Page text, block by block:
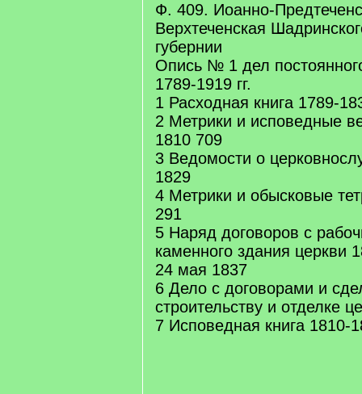
Ф. 409. Иоанно-
Верхтеченская
губернии
Опись № 1 дел
1789-1919 гг.
1 Расходная книга 1789-
2 Метрики и исповедные
1810 709
3 Ведомости о
1829
4 Метрики и обысковые
291
5 Наряд договоров с
каменного здания церкви
24 мая 1837
6 Дело с договорами и
строительству и отделке
7 Исповедная книга 1810-